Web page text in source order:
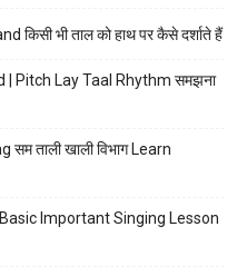
भी ताल को हाथ पर कैसे दर्शाते हैं
Pitch Lay Taal Rhythm समझना
ताली खाली विभाग Learn
Important Singing Lesson